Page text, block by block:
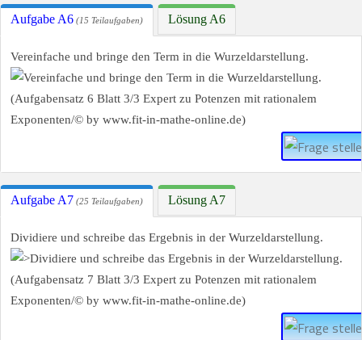
Aufgabe A6 (15 Teilaufgaben) Lösung A6
Vereinfache und bringe den Term in die Wurzeldarstellung.
Aufgabe A7 (25 Teilaufgaben) Lösung A7
Dividiere und schreibe das Ergebnis in der Wurzeldarstellung.